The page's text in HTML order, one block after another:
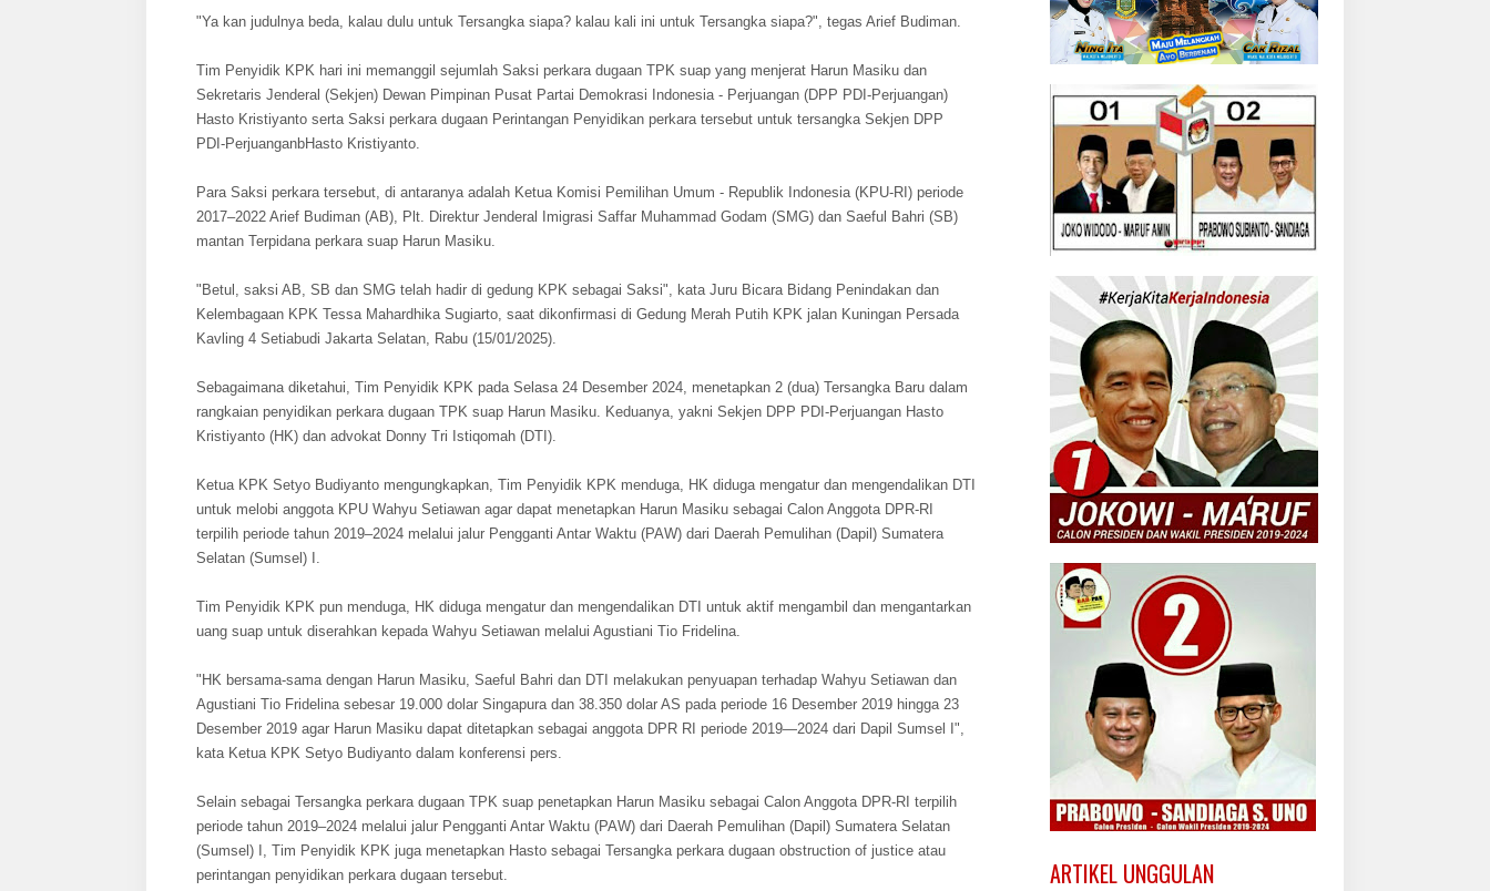
"Ya kan judulnya beda, kalau dulu untuk Tersangka siapa? kalau kali ini untuk Tersangka siapa?", tegas Arief Budiman.
Tim Penyidik KPK hari ini memanggil sejumlah Saksi perkara dugaan TPK suap yang menjerat Harun Masiku dan
Sekretaris Jenderal (Sekjen) Dewan Pimpinan Pusat Partai Demokrasi Indonesia - Perjuangan (DPP PDI-Perjuangan)
Hasto Kristiyanto serta Saksi perkara dugaan Perintangan Penyidikan perkara tersebut untuk tersangka Sekjen DPP
PDI-PerjuanganbHasto Kristiyanto.
Para Saksi perkara tersebut, di antaranya adalah Ketua Komisi Pemilihan Umum - Republik Indonesia (KPU-RI) periode
2017–2022 Arief Budiman (AB), Plt. Direktur Jenderal Imigrasi Saffar Muhammad Godam (SMG) dan Saeful Bahri (SB)
mantan Terpidana perkara suap Harun Masiku.
"Betul, saksi AB, SB dan SMG telah hadir di gedung KPK sebagai Saksi", kata Juru Bicara Bidang Penindakan dan
Kelembagaan KPK Tessa Mahardhika Sugiarto, saat dikonfirmasi di Gedung Merah Putih KPK jalan Kuningan Persada
Kavling 4 Setiabudi Jakarta Selatan, Rabu (15/01/2025).
Sebagaimana diketahui, Tim Penyidik KPK pada Selasa 24 Desember 2024, menetapkan 2 (dua) Tersangka Baru dalam
rangkaian penyidikan perkara dugaan TPK suap Harun Masiku. Keduanya, yakni Sekjen DPP PDI-Perjuangan Hasto
Kristiyanto (HK) dan advokat Donny Tri Istiqomah (DTI).
Ketua KPK Setyo Budiyanto mengungkapkan, Tim Penyidik KPK menduga, HK diduga mengatur dan mengendalikan DTI
untuk melobi anggota KPU Wahyu Setiawan agar dapat menetapkan Harun Masiku sebagai Calon Anggota DPR-RI
terpilih periode tahun 2019–2024 melalui jalur Pengganti Antar Waktu (PAW) dari Daerah Pemulihan (Dapil) Sumatera
Selatan (Sumsel) I.
Tim Penyidik KPK pun menduga, HK diduga mengatur dan mengendalikan DTI untuk aktif mengambil dan mengantarkan
uang suap untuk diserahkan kepada Wahyu Setiawan melalui Agustiani Tio Fridelina.
"HK bersama-sama dengan Harun Masiku, Saeful Bahri dan DTI melakukan penyuapan terhadap Wahyu Setiawan dan
Agustiani Tio Fridelina sebesar 19.000 dolar Singapura dan 38.350 dolar AS pada periode 16 Desember 2019 hingga 23
Desember 2019 agar Harun Masiku dapat ditetapkan sebagai anggota DPR RI periode 2019—2024 dari Dapil Sumsel I",
kata Ketua KPK Setyo Budiyanto dalam konferensi pers.
Selain sebagai Tersangka perkara dugaan TPK suap penetapkan Harun Masiku sebagai Calon Anggota DPR-RI terpilih
periode tahun 2019–2024 melalui jalur Pengganti Antar Waktu (PAW) dari Daerah Pemulihan (Dapil) Sumatera Selatan
(Sumsel) I, Tim Penyidik KPK juga menetapkan Hasto sebagai Tersangka perkara dugaan obstruction of justice atau
perintangan penyidikan perkara dugaan tersebut.
ARTIKEL UNGGULAN